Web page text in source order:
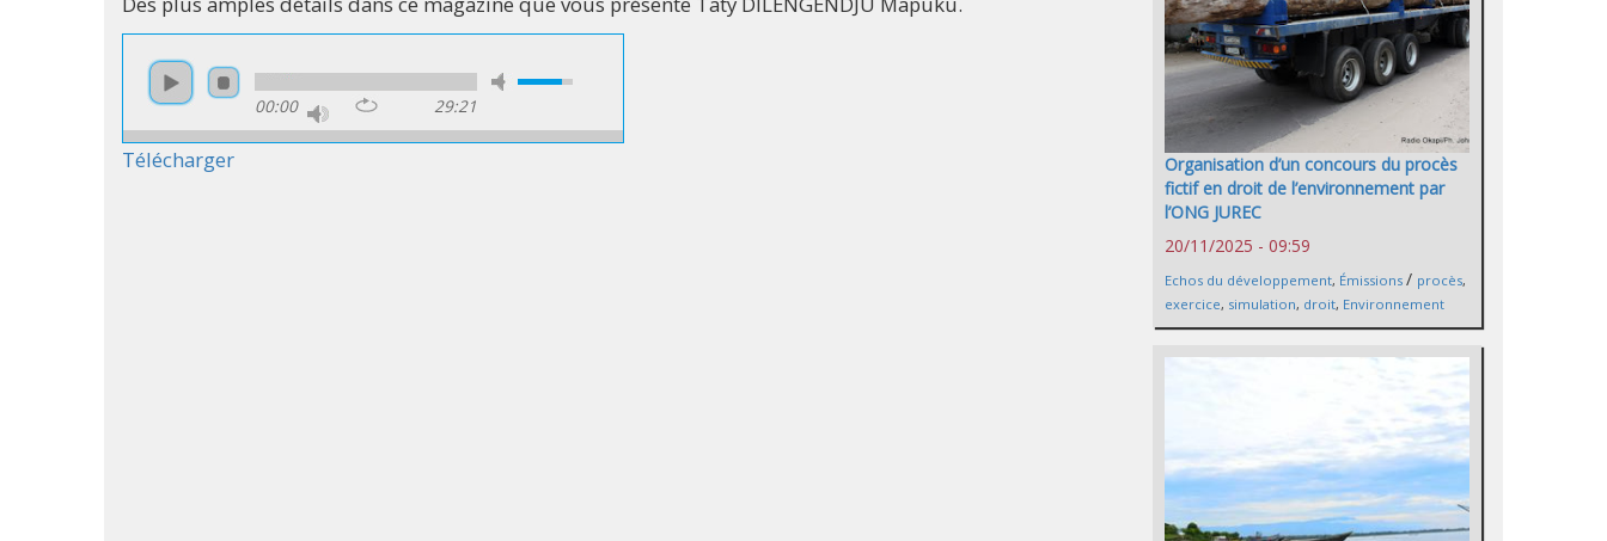
00:00 29:21
Télécharger
Organisation d’un concours du procès
fictif en droit de l’environnement par
l’ONG JUREC
20/11/2025 - 09:59
Echos du développement, Émissions / procès,
exercice, simulation, droit, Environnement